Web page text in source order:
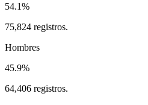
54.1%
75,824 registros.
Hombres
45.9%
64,406 registros.